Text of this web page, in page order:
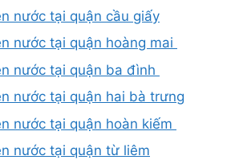
nước tại quận cầu giấy
nước tại quận hoàng mai
nước tại quận ba đình
nước tại quận hai bà trưng
nước tại quận hoàn kiếm
nước tại quận từ liêm